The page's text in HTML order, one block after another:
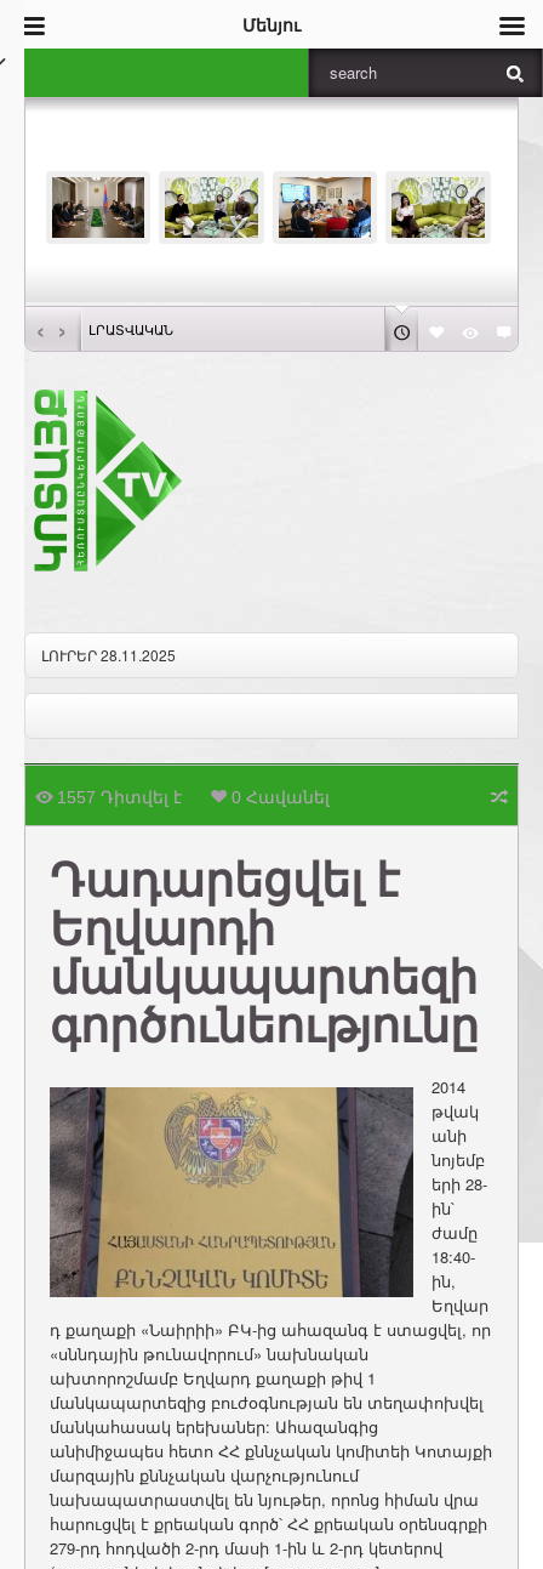
‹ › ԼՐԱՏՎԱԿԱՆ
ԼՈՒՐԵՐ 28.11.2025
1557 Դիտվել է 0 Հավանել
Դադարեցվել է
Եղվարդի
մանկապարտեզի
գործունեությունը
2014
թվակ
անի
նոյեմբ
երի 28-
ին`
ժամը
18:40-
ին,
Եղվար
դ քաղաքի «Նաիրիի» ԲԿ-ից ահազանգ է ստացվել, որ
«սննդային թունավորում» նախնական
ախտորոշմամբ Եղվարդ քաղաքի թիվ 1
մանկապարտեզից բուժօգնության են տեղափոխվել
մանկահասակ երեխաներ: Ահազանգից
անիմիջապես հետո ՀՀ քննչական կոմիտեի Կոտայքի
մարզային քննչական վարչությունում
նախապատրաստվել են նյութեր, որոնց հիման վրա
հարուցվել է քրեական գործ՝ ՀՀ քրեական օրենսգրքի
279-րդ հոդվածի 2-րդ մասի 1-ին և 2-րդ կետերով
Մենյու